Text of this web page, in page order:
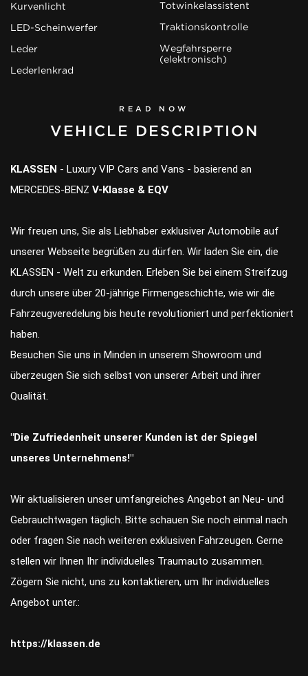
Kurvenlicht
LED-Scheinwerfer
Leder
Lederlenkrad
Totwinkelassistent
Traktionskontrolle
Wegfahrsperre
(elektronisch)
READ NOW
VEHICLE DESCRIPTION
KLASSEN - Luxury VIP Cars and Vans - basierend an
MERCEDES-BENZ V-Klasse & EQV
Wir freuen uns, Sie als Liebhaber exklusiver Automobile auf
unserer Webseite begrüßen zu dürfen. Wir laden Sie ein, die
KLASSEN - Welt zu erkunden. Erleben Sie bei einem Streifzug
durch unsere über 20-jährige Firmengeschichte, wie wir die
Fahrzeugveredelung bis heute revolutioniert und perfektioniert
haben.
Besuchen Sie uns in Minden in unserem Showroom und
überzeugen Sie sich selbst von unserer Arbeit und ihrer
Qualität.
"Die Zufriedenheit unserer Kunden ist der Spiegel
unseres Unternehmens!"
Wir aktualisieren unser umfangreiches Angebot an Neu- und
Gebrauchtwagen täglich. Bitte schauen Sie noch einmal nach
oder fragen Sie nach weiteren exklusiven Fahrzeugen. Gerne
stellen wir Ihnen Ihr individuelles Traumauto zusammen.
Zögern Sie nicht, uns zu kontaktieren, um Ihr individuelles
Angebot unter.:
https://klassen.de